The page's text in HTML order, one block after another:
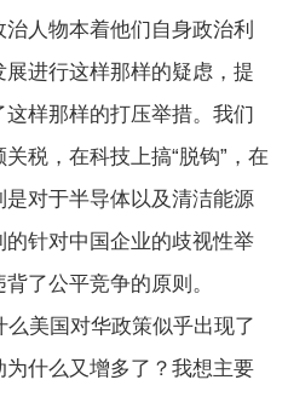
人物本着他们自身政治利
进行这样那样的疑虑，提
样那样的打压举措。我们
税，在科技上搞“脱钩”，在
对于半导体以及清洁能源
针对中国企业的歧视性举
了公平竞争的原则。
美国对华政策似乎出现了
什么又增多了？我想主要